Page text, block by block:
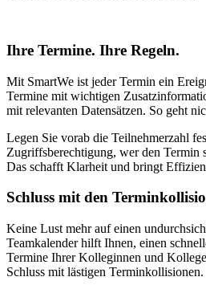
Ihre Termine. Ihre Regeln.
Mit SmartWe ist jeder Termin ein
Termine mit wichtigen
mit relevanten Datensätzen. So geht
Legen Sie vorab die Teilnehmerzahl
Zugriffsberechtigung, wer den Termin
Das schafft Klarheit und bringt
Schluss mit den
Keine Lust mehr auf einen
Teamkalender hilft Ihnen, einen
Termine Ihrer Kolleginnen und
Schluss mit lästigen Terminkollisionen.